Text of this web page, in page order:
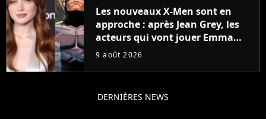
Les nouveaux X-Men sont en
approche : après Jean Grey, les
acteurs qui vont jouer Emma
Frost et Cyclope trouvés !
9 août 2026
DERNIÈRES NEWS